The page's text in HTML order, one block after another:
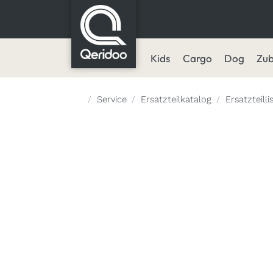
Kids Cargo Dog
Startseite
Service Ersatzteilkatalog